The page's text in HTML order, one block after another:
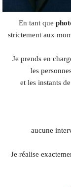
En tant que
strictement aux
Je prends en
les
et les instants
aucune
Je réalise